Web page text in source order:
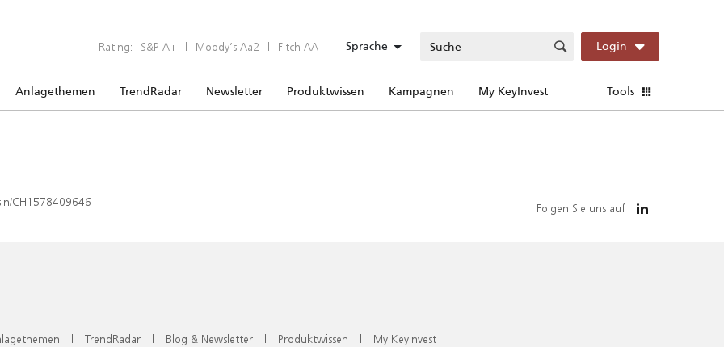
Rating: S&P A+ | Moody’s Aa2 | Fitch AA Sprache Login
Anlagethemen TrendRadar Newsletter Produktwissen Kampagnen My KeyInvest Tools
CH1578409646 Folgen Sie uns auf
| TrendRadar | Blog & Newsletter | Produktwissen | My KeyInvest